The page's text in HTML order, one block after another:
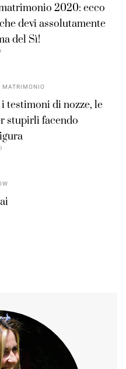
2020: ecco
devi assolutamente
del Sì!
MATRIMONIO
testimoni di nozze, le
stupirli facendo